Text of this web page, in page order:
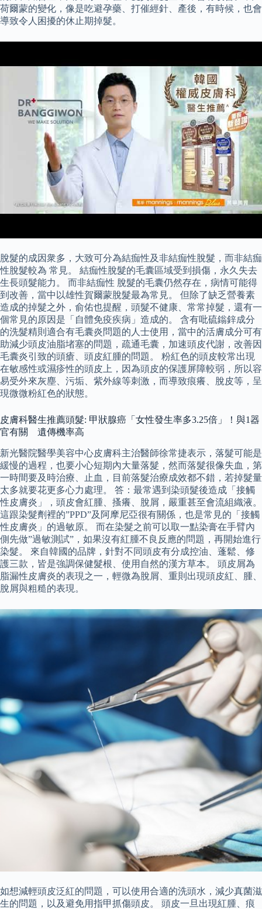
荷爾蒙的變化，像是吃避孕藥、打催經針、產後，有時候，也會
導致令人困擾的休止期掉髮。
脫髮的成因衆多，大致可分為結痂性及非結痂性脫髮，而非結痂
性脫髮較為 常見。 結痂性脫髮的毛囊區域受到損傷，永久失去
生長頭髮能力。 而非結痂性 脫髮的毛囊仍然存在，病情可能得
到改善，當中以雄性賀爾蒙脫髮最為常見。 但除了缺乏營養素
造成的掉髮之外，俞佑也提醒，頭髮不健康、常常掉髮，還有一
個常見的原因是「自體免疫疾病」造成的。 含有吡硫鎓鋅成分
的洗髮精則適合有毛囊炎問題的人士使用，當中的活膚成分可有
助減少頭皮油脂堵塞的問題，疏通毛囊，加速頭皮代謝，改善因
毛囊炎引致的頭瘡、頭皮紅腫的問題。 粉紅色的頭皮較常出現
在敏感性或濕疹性的頭皮上，因為頭皮的保護屏障較弱，所以容
易受外來灰塵、污垢、紫外線等刺激，而導致痕癢、脫皮等，呈
現微微粉紅色的狀態。
皮膚科醫生推薦頭髮: 甲狀腺癌「女性發生率多3.25倍」！與1器
官有關 遺傳機率高
新光醫院醫學美容中心皮膚科主治醫師徐常捷表示，落髮可能是
緩慢的過程，也要小心短期內大量落髮，然而落髮很像失血，第
一時間要及時治療、止血，目前落髮治療成效都不錯，若掉髮量
太多就要花更多心力處理。 答：最常遇到染頭髮後造成「接觸
性皮膚炎」，頭皮會紅腫、搔癢、脫屑，嚴重甚至會流組織液。
這跟染髮劑裡的”PPD”及阿摩尼亞很有關係，也是常見的「接觸
性皮膚炎」的過敏原。 而在染髮之前可以取一點染膏在手臂內
側先做”過敏測試”，如果沒有紅腫不良反應的問題，再開始進行
染髮。 來自韓國的品牌，針對不同頭皮有分成控油、蓬鬆、修
護三款，皆是強調保健髮根、使用自然的漢方草本。 頭皮屑為
脂漏性皮膚炎的表現之一，輕微為脫屑、重則出現頭皮紅、腫、
脫屑與粗糙的表現。
如想減輕頭皮泛紅的問題，可以使用合適的洗頭水，減少真菌滋
生的問題，以及避免用指甲抓傷頭皮。 頭皮一旦出現紅腫、痕